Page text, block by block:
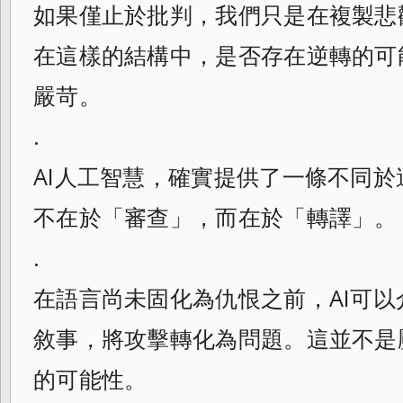
如果僅止於批判，我們只是在複製
在這樣的結構中，是否存在逆轉的
嚴苛。
.
AI人工智慧，確實提供了一條不同
不在於「審查」，而在於「轉譯」。
.
在語言尚未固化為仇恨之前，AI可
敘事，將攻擊轉化為問題。這並不
的可能性。